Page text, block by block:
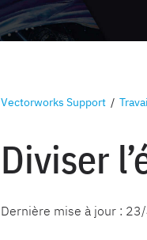
Vectorworks Support /
Diviser
Dernière mise à jour :